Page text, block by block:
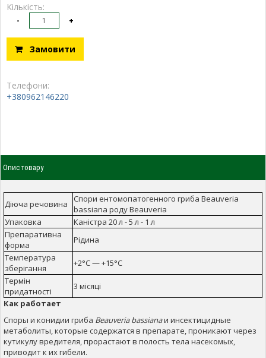
Кількість:
- +
Замовити
Телефони:
+380962146220
Опис товару
Діюча речовина
Спори ентомопатогенного гриба Beauveria
bassiana роду Beauveria
Упаковка
Каністра 20 л - 5 л - 1 л
Препаративна
форма
Рідина
Температура
зберігання
+2°C — +15°C
Термін
придатності
3 місяці
Как работает
Споры и конидии гриба Beauveria bassianaи инсектицидные
метаболиты, которые содержатся в препарате, проникают через
кутикулу вредителя, прорастают в полость тела насекомых,
приводит к их гибели.